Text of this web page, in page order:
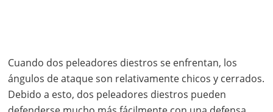
Cuando dos peleadores diestros se enfrentan, los
ángulos de ataque son relativamente chicos y cerrados.
Debido a esto, dos peleadores diestros pueden